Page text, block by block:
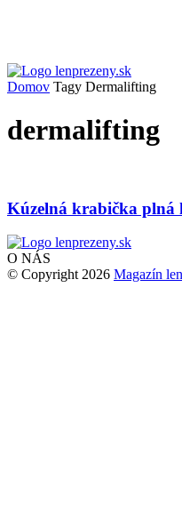
Domov Tagy Dermalifting
dermalifting
Kúzelná krabička plná
O NÁS
© Copyright 2026 Magazín